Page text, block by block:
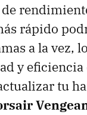
rápido
a la vez,
y
tu